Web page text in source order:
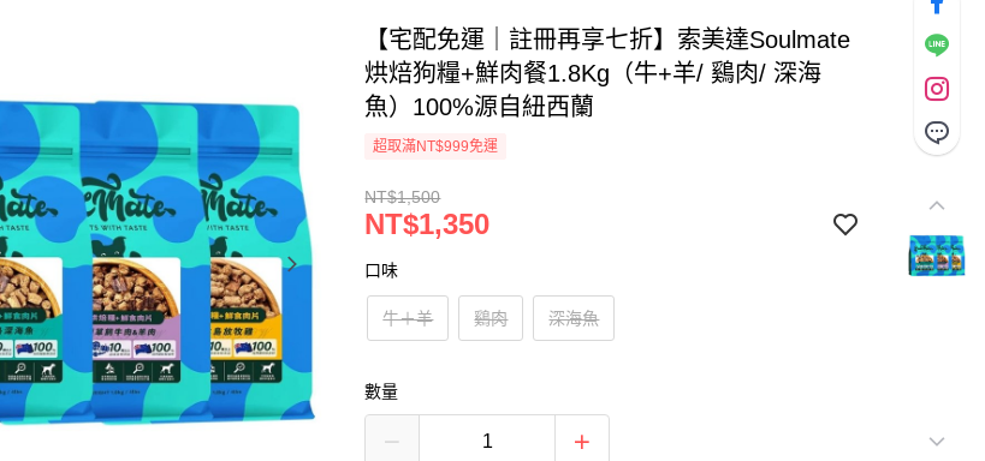
【宅配免運｜註冊再享七折】索美達Soulmate
烘焙狗糧+鮮肉餐1.8Kg（牛+羊/ 鷄肉/ 深海
魚）100%源自紐西蘭
超取滿NT$999免運
NT$1,500
NT$1,350
口味
牛＋羊 鷄肉 深海魚
數量